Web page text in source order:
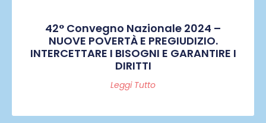
42° Convegno Nazionale 2024 –
NUOVE POVERTÀ E PREGIUDIZIO.
INTERCETTARE I BISOGNI E GARANTIRE I
DIRITTI
Leggi Tutto